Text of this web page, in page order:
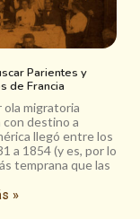
Parientes y
de Francia
ola migratoria
con destino a
llegó entre los
a 1854 (y es, por lo
temprana que las
»